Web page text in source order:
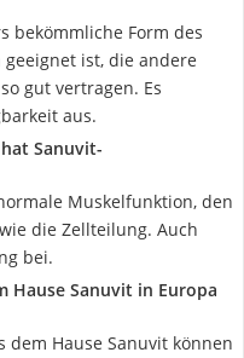
bekömmliche Form des
ist, die andere
gut vertragen. Es
aus.
Sanuvit-
Muskelfunktion, den
die Zellteilung. Auch
bei.
Hause Sanuvit in Europa
dem Hause Sanuvit können